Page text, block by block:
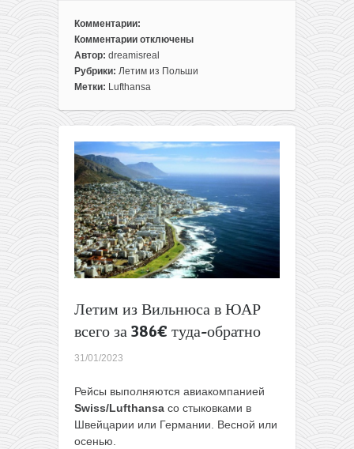
Комментарии:
Комментарии
к
записи
Авиабилеты
Польши
Южную
Корею
от
430€
туда-
обратно
отключены
Автор: dreamisreal
Рубрики: Летим из Польши
Метки: Lufthansa
Летим из Вильнюса в ЮАР
всего за 386€ туда-обратно
31/01/2023
Рейсы выполняются авиакомпанией
Swiss/Lufthansa со стыковками в
Швейцарии или Германии. Весной или
осенью.